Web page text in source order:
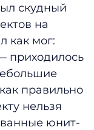
скудный
на
как мог:
приходилось
правильно
нельзя
юнит-